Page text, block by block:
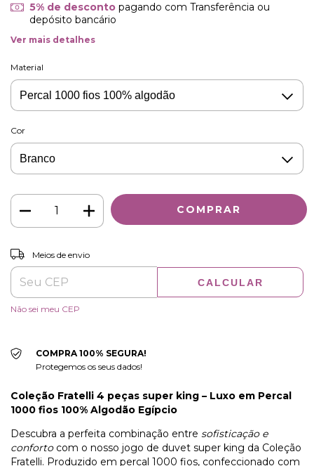
5% de descontopagando com Transferência ou
depósito bancário
Ver mais detalhes
Material
Cor
Entregas para o CEP:
Meios de envio
CALCULAR
Não sei meu CEP
COMPRA 100% SEGURA!
Protegemos os seus dados!
Coleção Fratelli 4 peças super king – Luxo em Percal
1000 fios 100% Algodão Egípcio
Descubra a perfeita combinação entre sofisticação e
confortocom o nosso jogo de duvet super king da Coleção
Fratelli. Produzido em percal 1000 fios, confeccionado com